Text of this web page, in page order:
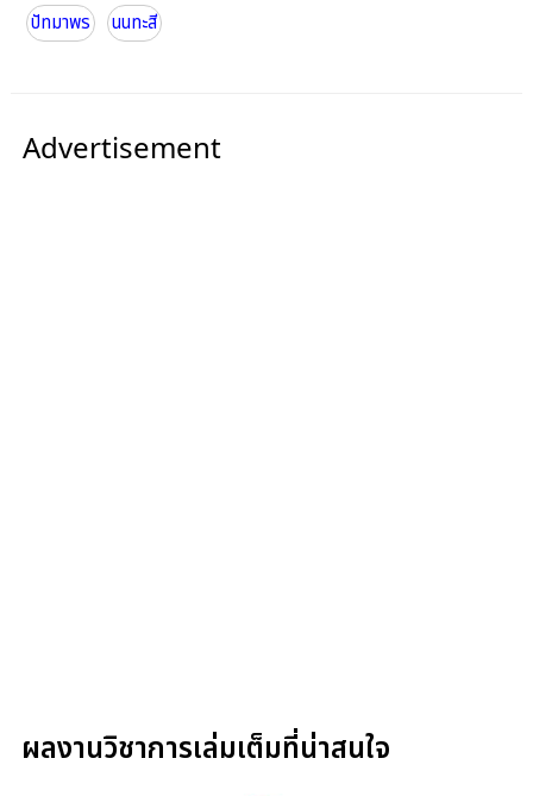
ปัทมาพร
นนทะสี
Advertisement
ผลงานวิชาการเล่มเต็มที่น่าสนใจ